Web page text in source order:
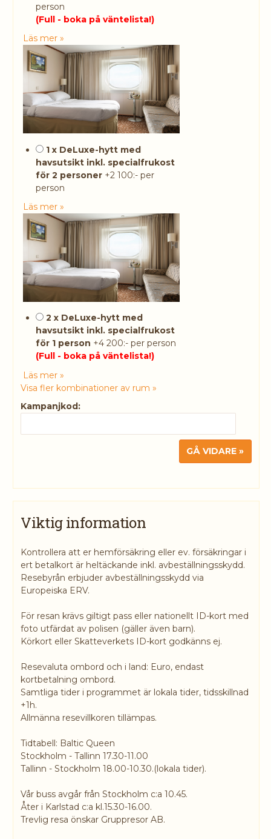
person
(Full - boka på väntelista!)
Läs mer »
1 x DeLuxe-hytt med
havsutsikt inkl. specialfrukost
för 2 personer +2 100:- per
person
Läs mer »
2 x DeLuxe-hytt med
havsutsikt inkl. specialfrukost
för 1 person +4 200:- per person
(Full - boka på väntelista!)
Läs mer »
Visa fler kombinationer av rum »
Kampanjkod:
Viktig information
Kontrollera att er hemförsäkring eller ev. försäkringar i
ert betalkort är heltäckande inkl. avbeställningsskydd.
Resebyrån erbjuder avbeställningsskydd via
Europeiska ERV.
För resan krävs giltigt pass eller nationellt ID-kort med
foto utfärdat av polisen (gäller även barn).
Körkort eller Skatteverkets ID-kort godkänns ej.
Resevaluta ombord och i land: Euro, endast
kortbetalning ombord.
Samtliga tider i programmet är lokala tider, tidsskillnad
+1h.
Allmänna resevillkoren tillämpas.
Tidtabell: Baltic Queen
Stockholm - Tallinn 17.30-11.00
Tallinn - Stockholm 18.00-10.30.(lokala tider).
Vår buss avgår från Stockholm c:a 10.45.
Åter i Karlstad c:a kl.15.30-16.00.
Trevlig resa önskar Gruppresor AB.